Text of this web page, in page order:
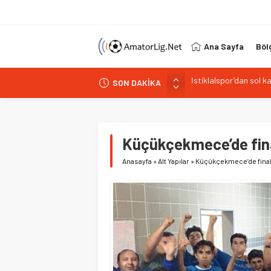
Ana Sayfa
SON DAKİKA
Paşabahçespor’da
İstanbul Gençlerbirliği
Kuzeyin Kaplanları
Küçükçekmece’de
Anasayfa »Alt Yapılar » Küçükçekmece’de